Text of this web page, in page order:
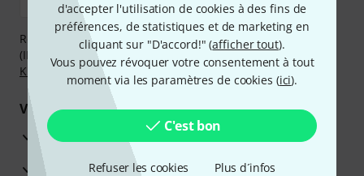
d'accepter l'utilisation de cookies à des fins de
préférences, de statistiques et de marketing en
cliquant sur "D'accord!" (afficher tout).
Vous pouvez révoquer votre consentement à tout
moment via les paramètres de cookies (ici).
C'est bon
Refuser les cookies Plus d´infos
Réglez de manière sûre et sécurisée par Virement
(IBAN/BIC), PayPal, Amazon Pay,
Klarna Payer Maintenant
Klarna Payer en 3 foisou Carte de crédit.
Vos avantages
Ga­ran­tie Thomann 3 ans
Garantie 30 jours satisfait ou remboursé